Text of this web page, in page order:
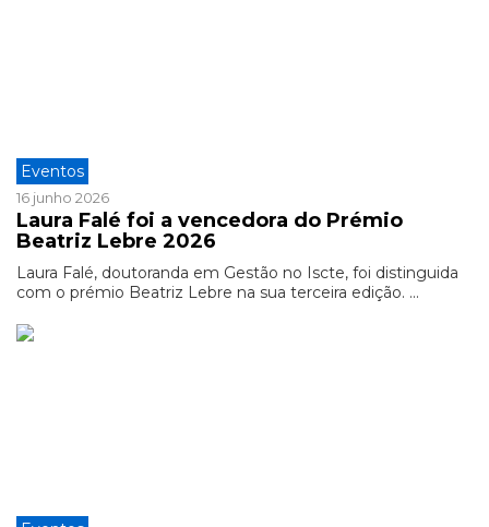
Eventos
16 junho 2026
Laura Falé foi a vencedora do Prémio
Beatriz Lebre 2026
Laura Falé, doutoranda em Gestão no Iscte, foi distinguida
com o prémio Beatriz Lebre na sua terceira edição. ...